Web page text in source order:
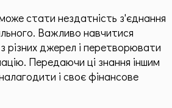
стати нездатність з'єднання
Важливо навчитися
різних джерел і перетворювати
Передаючи ці знання іншим
і своє фінансове